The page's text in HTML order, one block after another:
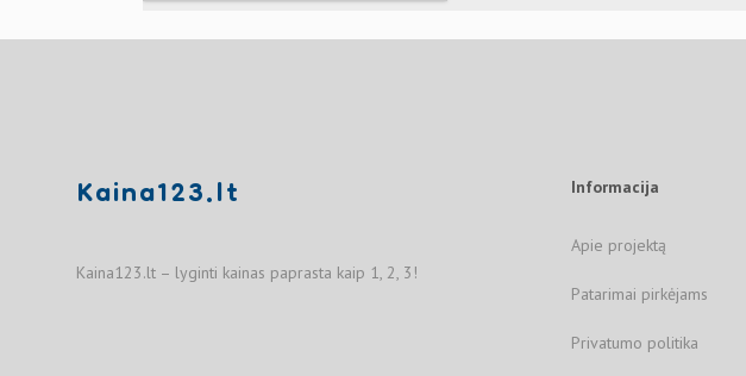
Kaina123.lt
Kaina123.lt – lyginti kainas paprasta kaip 1, 2, 3!
Informacija
Apie projektą
Patarimai pirkėjams
Privatumo politika